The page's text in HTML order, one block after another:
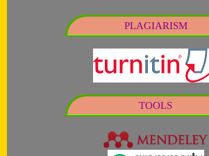
PLAGIARISM
TOOLS